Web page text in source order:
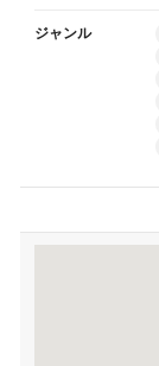
ジャンル